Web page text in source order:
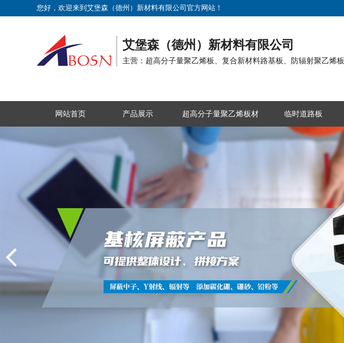
您好，欢迎来到艾堡森（德州）新材料有限公司官方网站！
艾堡森（德州）新材料有限公司
主营：超高分子量聚乙烯板、复合新材料路基板、防辐射聚乙烯板
网站首页 产品展示 超高分子量聚乙烯板材 临时道路板